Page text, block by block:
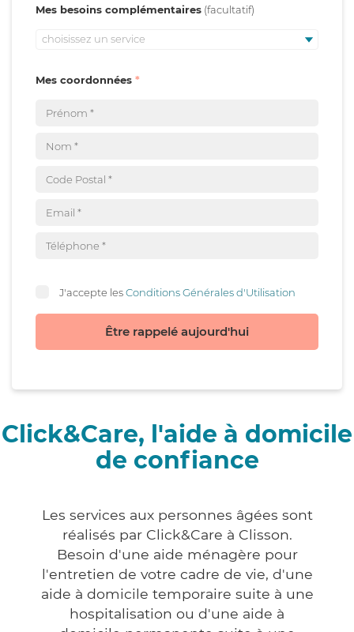
Mes besoins complémentaires
choisissez un service
Mes coordonnées
J'accepte lesConditions Générales d'Utilisation
Être rappelé aujourd'hui
Click&Care, l'aide à domicile
de confiance
Les services aux personnes âgées sont
réalisés par Click&Care à Clisson.
Besoin d'une aide ménagère pour
l'entretien de votre cadre de vie, d'une
aide à domicile temporaire suite à une
hospitalisation ou d'une aide à